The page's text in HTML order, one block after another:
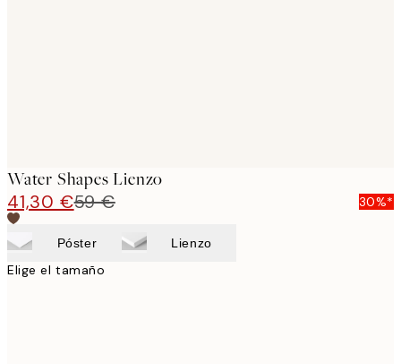
Water Shapes Lienzo
41,30 €59 € 30%*
Póster Lienzo
Elige el tamaño